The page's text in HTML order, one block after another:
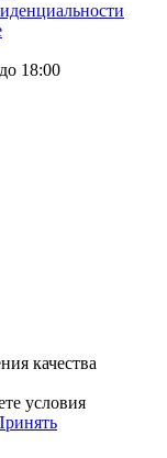
18:00
качества
условия